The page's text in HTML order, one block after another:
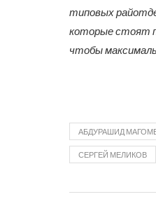
типовых
которые стоят
чтобы
АБДУРАШИД
СЕРГЕЙ МЕЛИКОВ